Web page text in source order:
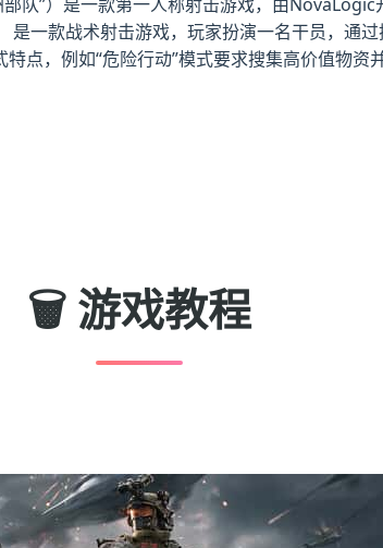
一款战术射击游戏，玩家扮演一名干员，通
点，例如“危险行动”模式要求搜集高价值物
🗑️ 游戏教程